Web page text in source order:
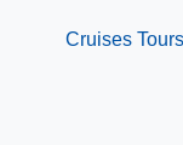
Cruises Tours